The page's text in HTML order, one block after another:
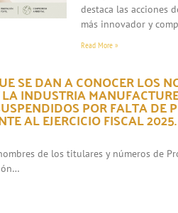
destaca las acciones
más innovador y
Read More »
SE DAN A CONOCER LOS
INDUSTRIA
POR FALTA DE
AL EJERCICIO FISCAL 2025.
de los titulares y números de